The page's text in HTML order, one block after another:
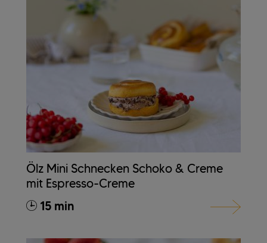
Ölz Mini Schnecken Schoko & Creme
mit Espresso-Creme
15 min